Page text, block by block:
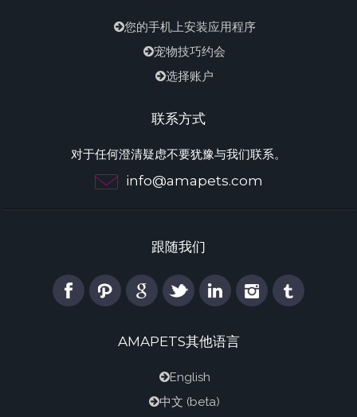
您的手机上安装应用程序
宠物技巧约会
选择账户
联系方式
对于任何澄清疑虑不要犹豫与我们联系。
info@amapets.com
跟随我们
AMAPETS其他语言
English
中文 (beta)